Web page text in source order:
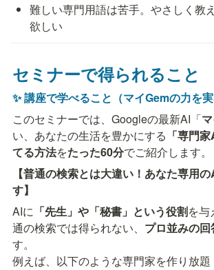
難しい専門用語は苦手。やさしく教
欲しい
セミナーで得られること
✨ 講座で学べること（マイGemの力を実
このセミナーでは、Googleの最新AI「
い、あなたの生活を豊かにする 「専門
てる方法をたった60分でご紹介します。
【普通の検索とは大違い！あなた専用
す】
AIに 「先生」や「秘書」という役割を与
通の検索では得られない、 プロ並みの回
す。
例えば、以下のような専門家を作り放題